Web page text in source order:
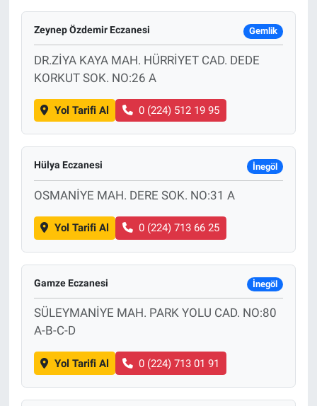
Zeynep Özdemir Eczanesi Gemlik
DR.ZİYA KAYA MAH. HÜRRİYET CAD. DEDE
KORKUT SOK. NO:26 A
Yol Tarifi Al 0 (224) 512 19 95
Hülya Eczanesi İnegöl
OSMANİYE MAH. DERE SOK. NO:31 A
Yol Tarifi Al 0 (224) 713 66 25
Gamze Eczanesi İnegöl
SÜLEYMANİYE MAH. PARK YOLU CAD. NO:80
A-B-C-D
Yol Tarifi Al 0 (224) 713 01 91